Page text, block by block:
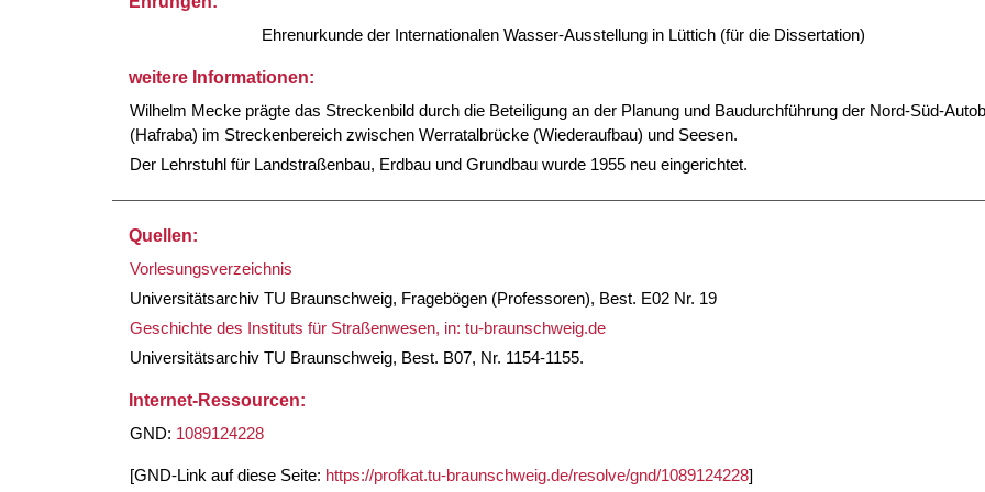
Ehrenurkunde der Internationalen Wasser-Ausstellung in Lüttich (für die Dissertation)
weitere Informationen:
Wilhelm Mecke prägte das Streckenbild durch die Beteiligung an der Planung und Baudurchführung der Nord-Süd-
(Hafraba) im Streckenbereich zwischen Werratalbrücke (Wiederaufbau) und Seesen.
Der Lehrstuhl für Landstraßenbau, Erdbau und Grundbau wurde 1955 neu eingerichtet.
Quellen:
Vorlesungsverzeichnis
Universitätsarchiv TU Braunschweig, Fragebögen (Professoren), Best. E02 Nr. 19
Geschichte des Instituts für Straßenwesen, in: tu-braunschweig.de
Universitätsarchiv TU Braunschweig, Best. B07, Nr. 1154-1155.
Internet-Ressourcen:
GND: 1089124228
[GND-Link auf diese Seite: https://profkat.tu-braunschweig.de/resolve/gnd/1089124228]